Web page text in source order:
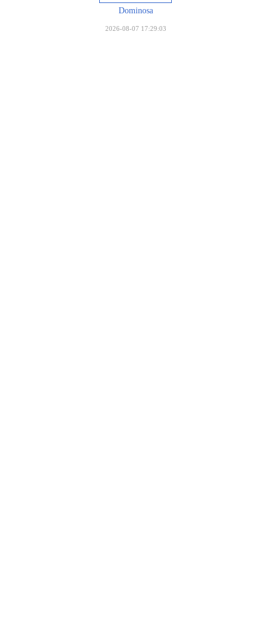
Dominosa
2026-08-07 17:29:03